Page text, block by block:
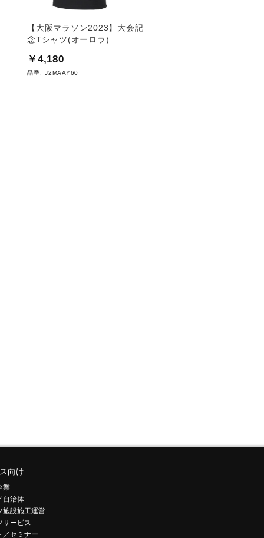
【大阪マラソン2023】大会記
念Tシャツ(オーロラ)
￥4,180
品番: J2MAAY60
向け
業
自治体
施設施工運営
サービス
／セミナー